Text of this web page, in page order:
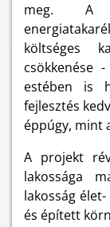
meg. A
költséges
csökkenése
estében is
fejlesztés
éppúgy, mint
A projekt
lakossága
lakosság
és épített